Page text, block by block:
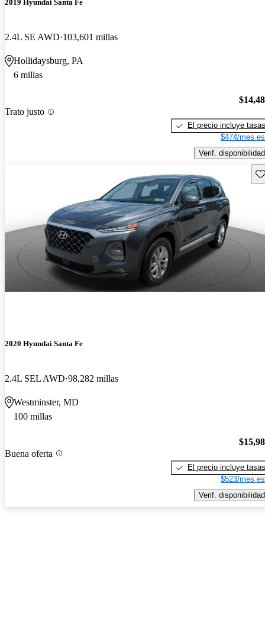
2019 Hyundai Santa Fe
2.4L SE AWD 103,601 millas
Hollidaysburg, PA
6 millas
Trato justo
El precio incluye tasas
$474/mes
Verif. disponibilidad
2020 Hyundai Santa Fe
2.4L SEL AWD 98,282 millas
Westminster, MD
100 millas
Buena oferta
El precio incluye tasas
$523/mes
Verif. disponibilidad